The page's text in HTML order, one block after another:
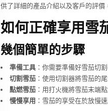
供了詳細的產品介紹以及客戶的評價
如何正確享用雪
幾個簡單的步驟
準備工具：你需要準備好雪茄切
切割雪茄：使用切割器將雪茄的
點燃雪茄：用打火機將雪茄末端
慢慢享用 ：雪茄的享受在於放慢